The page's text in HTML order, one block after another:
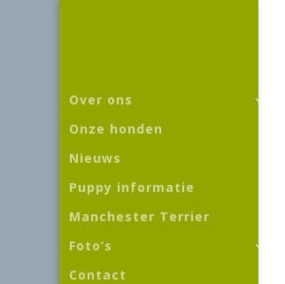
Over ons
Onze honden
Nieuws
Puppy informatie
Manchester Terrier
Foto’s
Contact